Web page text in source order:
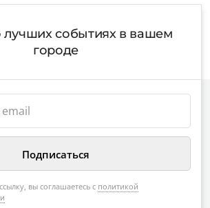
лучших событиях в вашем
городе
вы соглашаетесь с политикой